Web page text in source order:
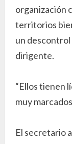
organización
territorios
un descontrol
dirigente.
“Ellos tienen
muy
El secretario